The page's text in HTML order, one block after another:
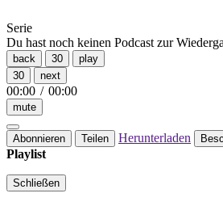
Serie
Du hast noch keinen Podcast zur
back 30
play
30
next
00:00 / 00:00
mute
Abonnieren Teilen Herunterladen
Playlist
Schließen